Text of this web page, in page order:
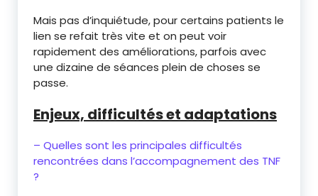
Mais pas d’inquiétude, pour certains patients le
lien se refait très vite et on peut voir
rapidement des améliorations, parfois avec
une dizaine de séances plein de choses se
passe.
Enjeux, difficultés et adaptations
– Quelles sont les principales difficultés
rencontrées dans l’accompagnement des TNF
?